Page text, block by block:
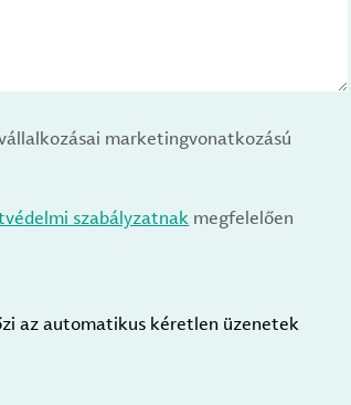
marketingvonatkozású
szabályzatnak megfelelően
az automatikus kéretlen üzenetek